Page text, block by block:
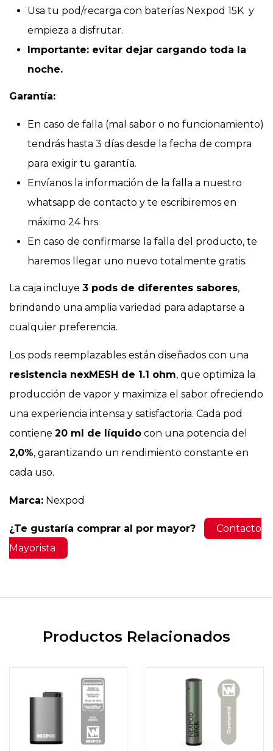
Usa tu pod/recarga con baterías Nexpod 15K y
empieza a disfrutar.
Importante: evitar dejar cargando toda la
noche.
Garantía:
En caso de falla (mal sabor o no funcionamiento)
tendrás hasta 3 días desde la fecha de compra
para exigir tu garantía.
Envíanos la información de la falla a nuestro
whatsapp de contacto y te escribiremos en
máximo 24 hrs.
En caso de confirmarse la falla del producto, te
haremos llegar uno nuevo totalmente gratis.
La caja incluye 3 pods de diferentes sabores,
brindando una amplia variedad para adaptarse a
cualquier preferencia.
Los pods reemplazables están diseñados con una
resistencia nexMESH de 1.1 ohm, que optimiza la
producción de vapor y maximiza el sabor ofreciendo
una experiencia intensa y satisfactoria. Cada pod
contiene 20 ml de líquido con una potencia del
2,0%, garantizando un rendimiento constante en
cada uso.
Marca: Nexpod
¿Te gustaría comprar al por mayor?
Contacto
Mayorista
Productos Relacionados